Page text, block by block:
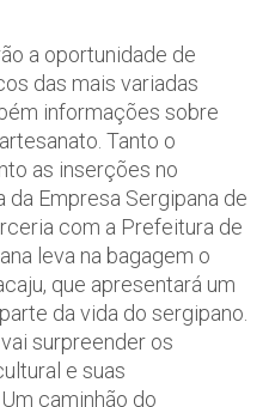
a oportunidade de
das mais variadas
informações sobre
Tanto o
as inserções no
Empresa Sergipana de
com a Prefeitura de
leva na bagagem o
que apresentará um
da vida do sergipano.
surpreender os
e suas
caminhão do